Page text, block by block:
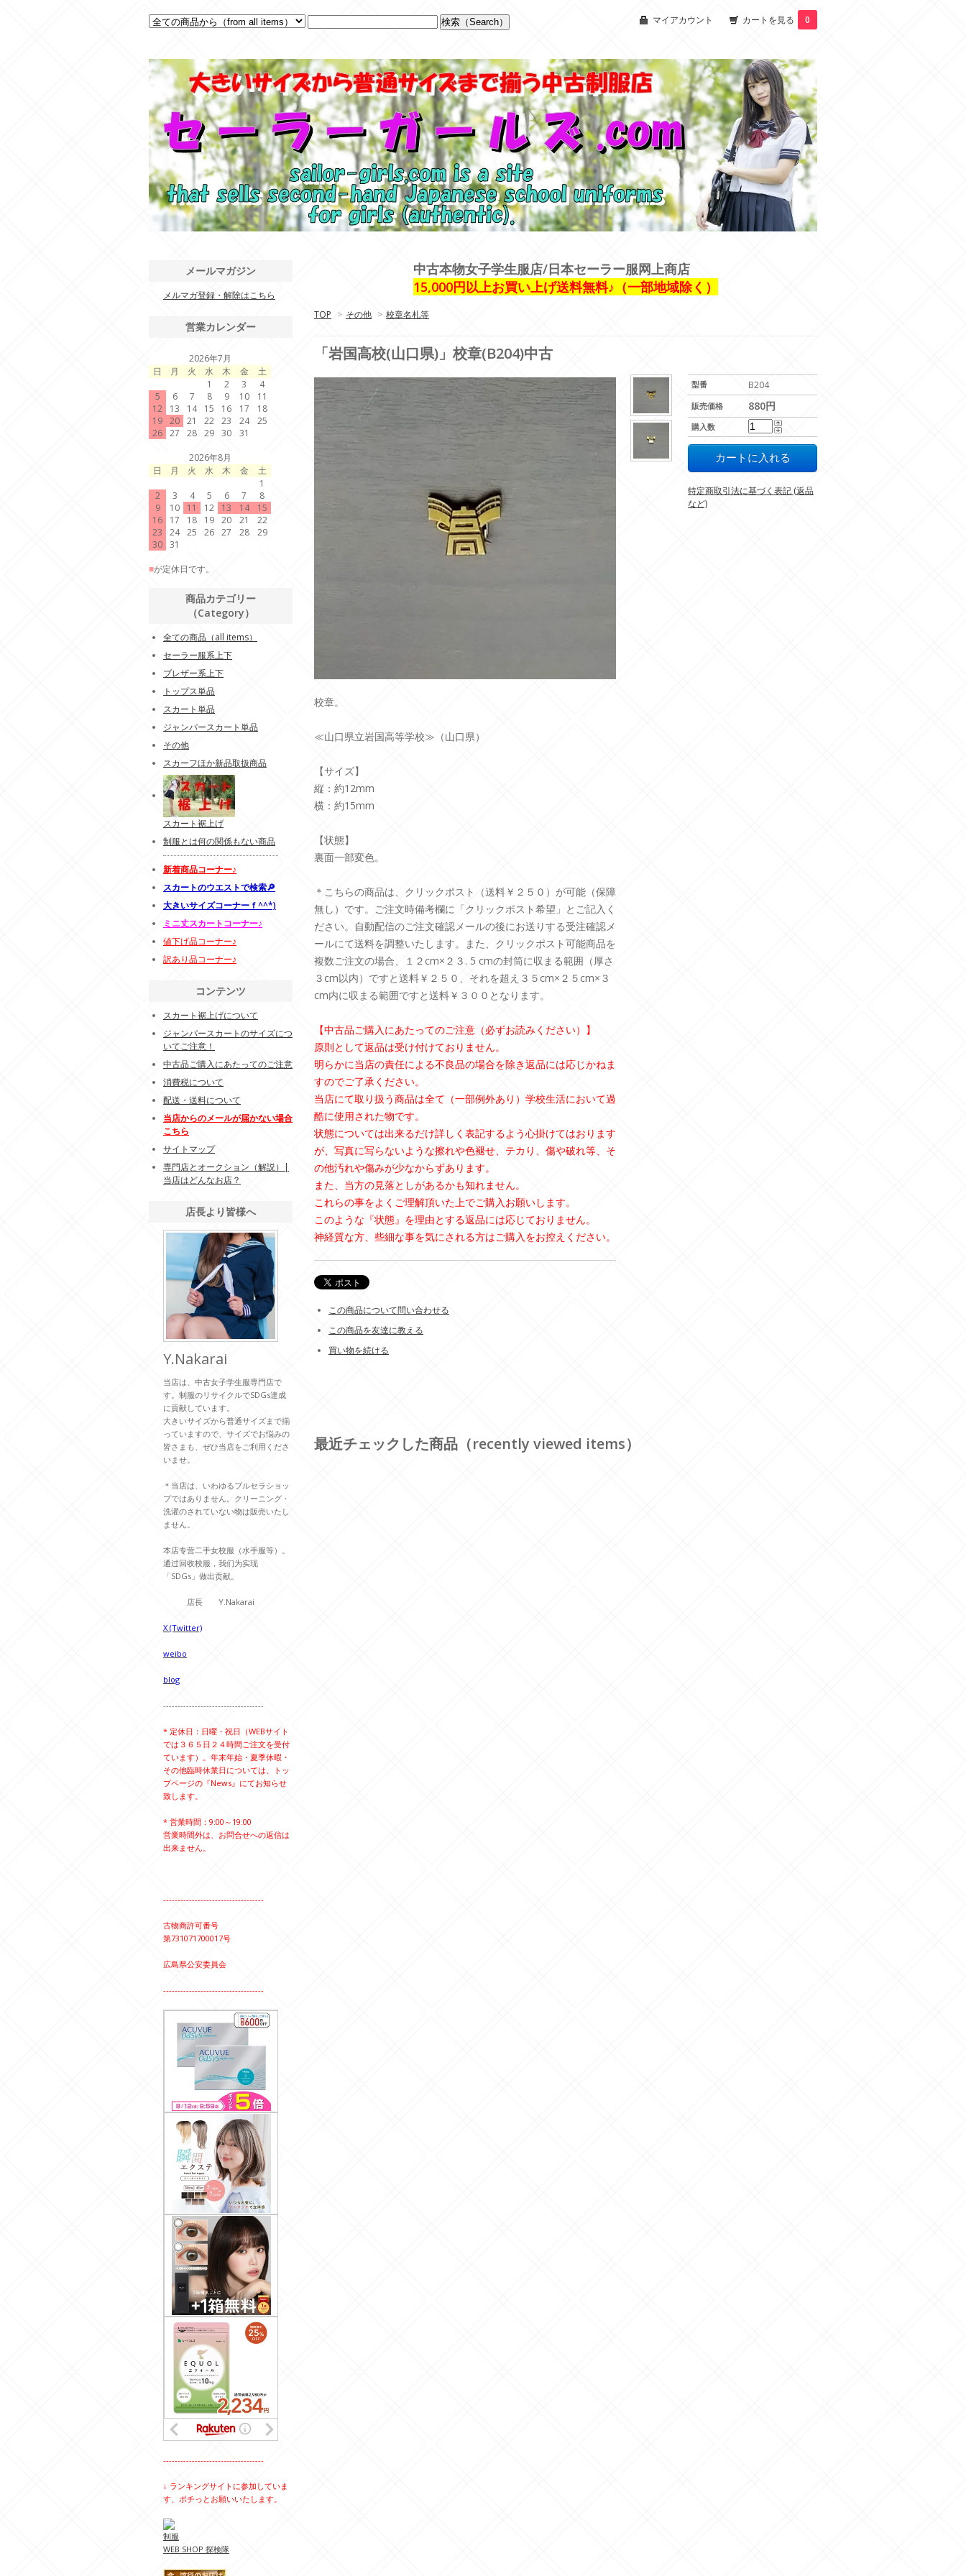
マイアカウント カートを見る 0
中古本物女子学生服店/日本セーラー服网上商店
15,000円以上お買い上げ送料無料♪（一部地域除く）
TOP > その他 > 校章名札等
「岩国高校(山口県)」校章(B204)中古
型番 B204
販売価格 880円
購入数
特定商取引法に基づく表記 (返品
など)
校章。
≪山口県立岩国高等学校≫（山口県）
【サイズ】
縦：約12mm
横：約15mm
【状態】
裏面一部変色。
＊こちらの商品は、クリックポスト（送料￥２５０）が可能（保障
無し）です。ご注文時備考欄に「クリックポスト希望」とご記入く
ださい。自動配信のご注文確認メールの後にお送りする受注確認メ
ールにて送料を調整いたします。また、クリックポスト可能商品を
複数ご注文の場合、１２cm×２３. 5 cmの封筒に収まる範囲（厚さ
３cm以内）ですと送料￥２５０、それを超え３５cm×２５cm×３
cm内に収まる範囲ですと送料￥３００となります。
【中古品ご購入にあたってのご注意（必ずお読みください）】
原則として返品は受け付けておりません。
明らかに当店の責任による不良品の場合を除き返品には応じかねま
すのでご了承ください。
当店にて取り扱う商品は全て（一部例外あり）学校生活において過
酷に使用された物です。
状態については出来るだけ詳しく表記するよう心掛けてはおります
が、写真に写らないような擦れや色褪せ、テカり、傷や破れ等、そ
の他汚れや傷みが少なからずあります。
また、当方の見落としがあるかも知れません。
これらの事をよくご理解頂いた上でご購入お願いします。
このような『状態』を理由とする返品には応じておりません。
神経質な方、些細な事を気にされる方はご購入をお控えください。
この商品について問い合わせる
この商品を友達に教える
買い物を続ける
最近チェックした商品（recently viewed items）
メールマガジン
メルマガ登録・解除はこちら
営業カレンダー
2026年7月
日
月 火 水 木 金
土
1
2 3
4
5
6 7 8 9 10
11
12
13 14 15 16 17
18
19 20 21 22 23 24
25
26 27 28 29 30
31
2026年8月
日
月 火 水 木 金
土
1
2
3 4 5 6 7
8
9
10 11 12 13 14
15
16
17 18 19 20 21
22
23
24 25 26 27 28
29
30 31
■が定休日です。
商品カテゴリー
（Category）
全ての商品（all items）
セーラー服系上下
ブレザー系上下
トップス単品
スカート単品
ジャンパースカート単品
その他
スカーフほか新品取扱商品
スカート裾上げ
制服とは何の関係もない商品
新着商品コーナー♪
スカートのウエストで検索🔎
大きいサイズコーナーｆ^^*)
ミニ丈スカートコーナー♪
値下げ品コーナー♪
訳あり品コーナー♪
コンテンツ
スカート裾上げについて
ジャンパースカートのサイズにつ
いてご注意！
中古品ご購入にあたってのご注意
消費税について
配送・送料について
当店からのメールが届かない場合
こちら
サイトマップ
専門店とオークション（解説）|
当店はどんなお店？
店長より皆様へ
Y.Nakarai
当店は、中古女子学生服専門店で
す。制服のリサイクルでSDGs達成
に貢献しています。
大きいサイズから普通サイズまで揃
っていますので、サイズでお悩みの
皆さまも、ぜひ当店をご利用くださ
いませ。
＊当店は、いわゆるブルセラショッ
プではありません。クリーニング・
洗濯のされていない物は販売いたし
ません。
本店专营二手女校服（水手服等）。
通过回收校服，我们为实现
「SDGs」做出贡献。
店長 Y.Nakarai
X (Twitter)
weibo
blog
-----------------------------------
* 定休日：日曜・祝日（WEBサイト
では３６５日２４時間ご注文を受付
ています）。年末年始・夏季休暇・
その他臨時休業日については、トッ
プページの『News』にてお知らせ
致します。
* 営業時間：9:00～19:00
営業時間外は、お問合せへの返信は
出来ません。
-----------------------------------
古物商許可番号
第731071700017号
広島県公安委員会
-----------------------------------
-----------------------------------
↓ ランキングサイトに参加していま
す、ポチっとお願いいたします。
制服
WEB SHOP 探検隊